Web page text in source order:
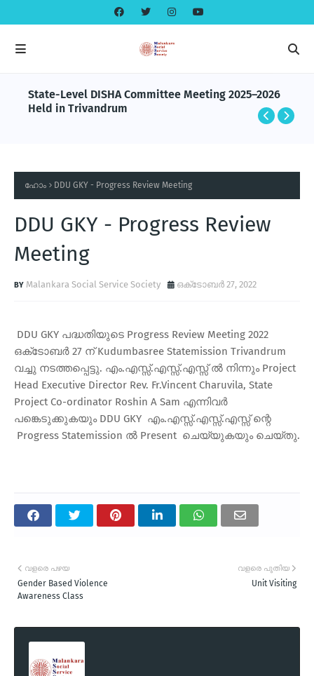
State-Level DISHA Committee Meeting 2025–2026
Held in Trivandrum
ഹോം DDU GKY - Progress Review Meeting
DDU GKY - Progress Review
Meeting
Malankara Social Service Society ഒക്‌ടോബർ 27, 2022
DDU GKY പദ്ധതിയുടെ Progress Review Meeting 2022
ഒക്‌ടോബര്‍ 27 ന് Kudumbasree Statemission Trivandrum
വച്ചു നടത്തപ്പെട്ടു. എം.എസ്സ്.എസ്സ്.എസ്സ് ല്‍ നിന്നും Project
Head Executive Director Rev. Fr.Vincent Charuvila, State
Project Co-ordinator Roshin A Sam എന്നിവര്‍
പങ്കെടുക്കുകയും DDU GKY എം.എസ്സ്.എസ്സ്.എസ്സ് ന്റെ
Progress Statemission ല്‍ Present ചെയ്യുകയും ചെയ്തു.
വളരെ പുതിയ
Unit Visiting
വളരെ പഴയ
Gender Based Violence
Awareness Class